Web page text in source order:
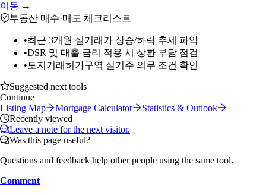
이동 →
부동산 매수·매도 체크리스트
•최근 3개월 실거래가 상승/하락 추세 파악
•DSR 및 대출 금리 적용 시 상환 부담 점검
• 토지거래허가구역 실거주 의무 조건 확인
Suggested next tools
Continue
Listing Map
Mortgage Calculator
Statistics & Outlook
Recently viewed
Leave a note for the next visitor.
Was this page useful?
Questions and feedback help other people using the same tool.
Comment